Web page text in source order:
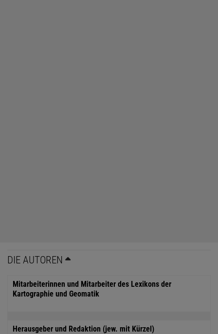
DIE AUTOREN
Mitarbeiterinnen und Mitarbeiter des Lexikons der
Kartographie und Geomatik
Herausgeber und Redaktion (jew. mit Kürzel)